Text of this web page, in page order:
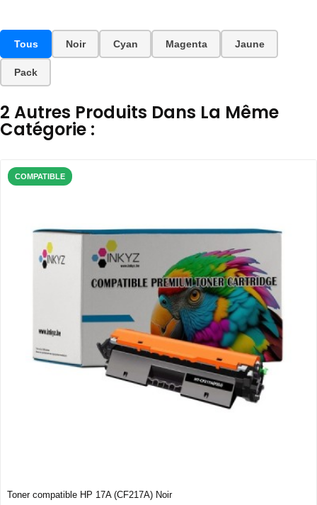
Tous Noir Cyan Magenta Jaune
Pack
2 Autres Produits Dans La Même
Catégorie :
COMPATIBLE
Toner compatible HP 17A (CF217A) Noir